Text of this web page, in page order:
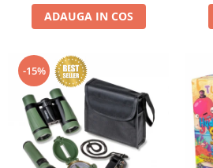
ADAUGA IN COS
-15%